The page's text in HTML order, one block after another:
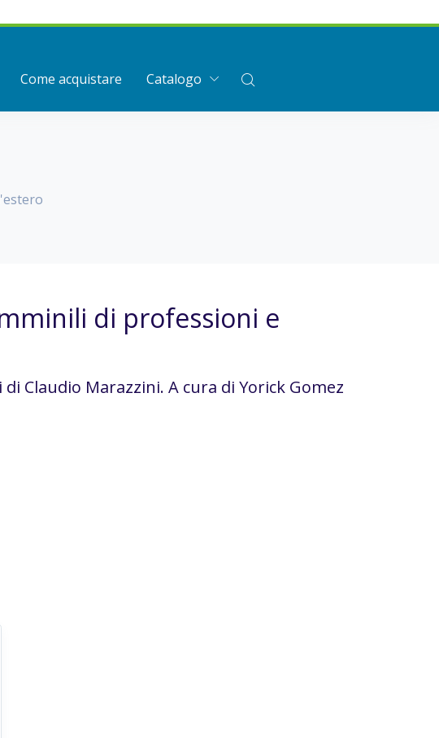
Come acquistare Catalogo
di professioni e
Claudio Marazzini. A cura di Yorick Gomez